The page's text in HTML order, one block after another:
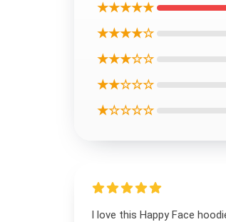
★★★★★
★★★★☆
★★★☆☆
★★☆☆☆
★☆☆☆☆
I love this Happy Face